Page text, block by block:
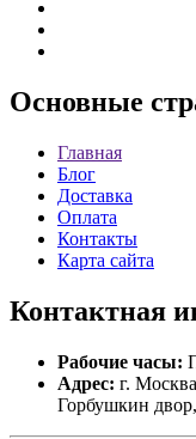
Основные
Главная
Блог
Доставка
Оплата
Контакты
Карта сайта
Контактная
Рабочие часы:
Адрес: г.
Горбушкин